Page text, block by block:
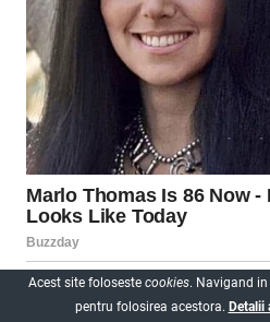
Acest site foloseste cookies. Navigand in
pentru folosirea acestora. Detalii